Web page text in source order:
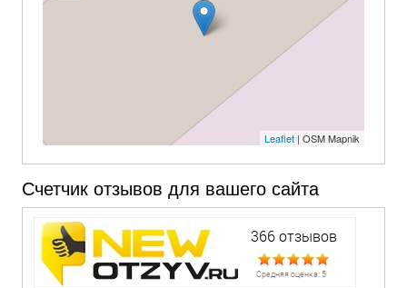
Leaflet| OSM Mapnik
Счетчик отзывов для вашего сайта